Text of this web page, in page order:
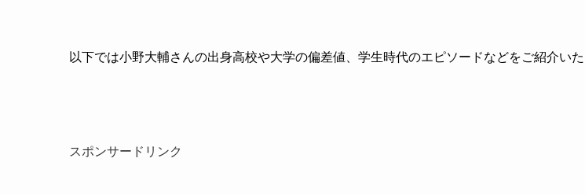
以下では小野大輔さんの出身高校や大学の偏差値、学生時代のエピソードなどをご紹介い
スポンサードリンク